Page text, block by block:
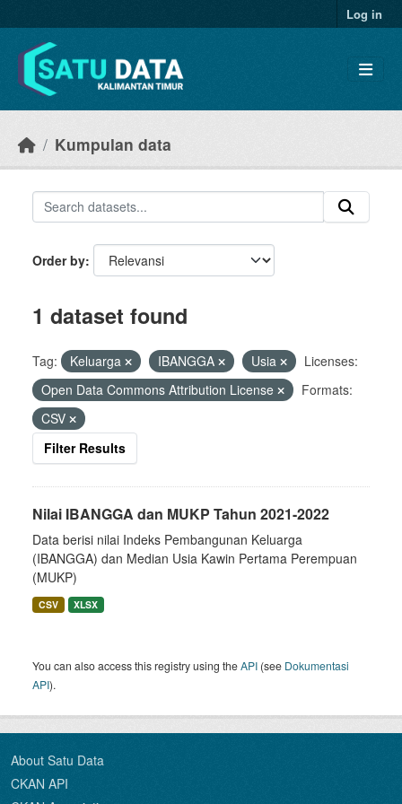
Log in
Kumpulan data
Order by
1 dataset found
Tag: Keluarga IBANGGA Usia
Licenses:
Open Data Commons Attribution License
Formats:
CSV
Filter Results
Nilai IBANGGA dan MUKP Tahun 2021-2022
Data berisi nilai Indeks Pembangunan Keluarga
(IBANGGA) dan Median Usia Kawin Pertama Perempuan
(MUKP)
CSV XLSX
You can also access this registry using theAPI (see Dokumentasi
API).
About Satu Data
CKAN API